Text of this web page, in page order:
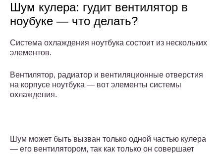
Шум кулера: гудит вентилятор в
ноубуке — что делать?
Система охлаждения ноутбука состоит из нескольких
элементов.
Вентилятор, радиатор и вентиляционные отверстия
на корпусе ноутбука — вот элементы системы
охлаждения.
Шум может быть вызван только одной частью кулера
— его вентилятором, так как только он совершает